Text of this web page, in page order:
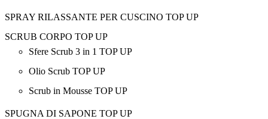
SPRAY RILASSANTE PER CUSCINO TOP UP
SCRUB CORPO TOP UP
Sfere Scrub 3 in 1 TOP UP
Olio Scrub TOP UP
Scrub in Mousse TOP UP
SPUGNA DI SAPONE TOP UP